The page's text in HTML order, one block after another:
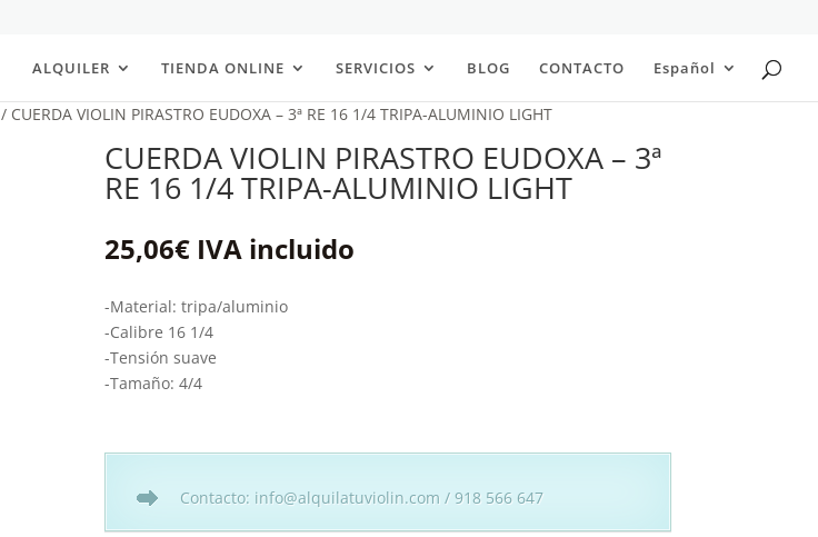
ALQUILER TIENDA ONLINE SERVICIOS BLOG CONTACTO Español
/ CUERDA VIOLIN PIRASTRO EUDOXA – 3ª RE 16 1/4 TRIPA-ALUMINIO LIGHT
CUERDA VIOLIN PIRASTRO EUDOXA – 3ª
RE 16 1/4 TRIPA-ALUMINIO LIGHT
25,06€ IVA incluido
-Material: tripa/aluminio
-Calibre 16 1/4
-Tensión suave
-Tamaño: 4/4
Contacto: info@alquilatuviolin.com / 918 566 647